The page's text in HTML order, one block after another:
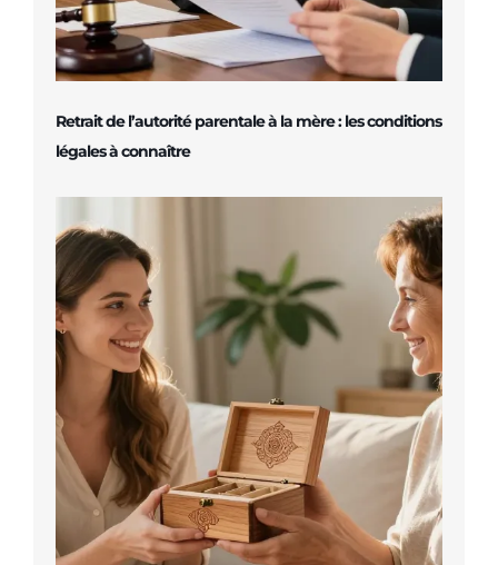
Retrait de l’autorité parentale à la mère : les conditions
légales à connaître